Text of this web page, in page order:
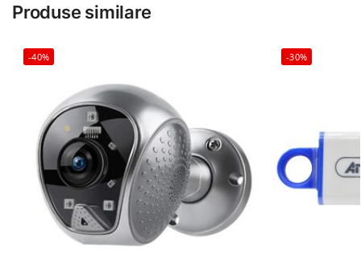
Produse similare
-40% -30%